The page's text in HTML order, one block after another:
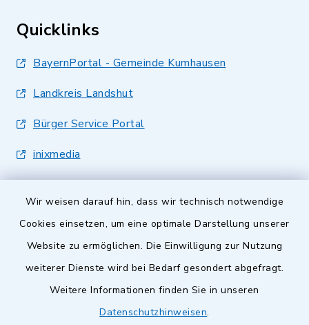
Wir weisen darauf hin, dass wir technisch notwendige
Cookies einsetzen, um eine optimale Darstellung unserer
Website zu ermöglichen. Die Einwilligung zur Nutzung
weiterer Dienste wird bei Bedarf gesondert abgefragt.
Weitere Informationen finden Sie in unseren
Datenschutzhinweisen.
Quicklinks
BayernPortal - Gemeinde Kumhausen
Landkreis Landshut
Bürger Service Portal
inixmedia
Barrierefreiheit